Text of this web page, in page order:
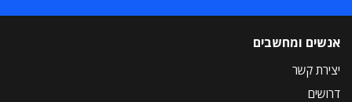
אנשים ומחשבים
יצירת קשר
דרושים